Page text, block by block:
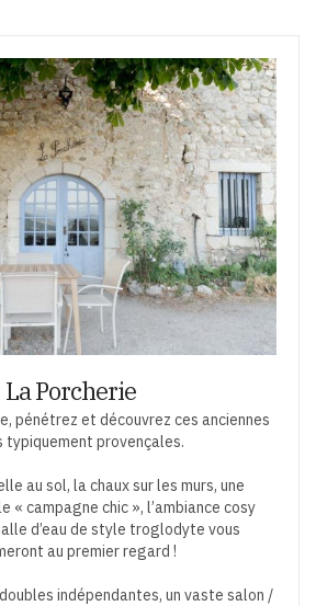
La Porcherie
pénétrez et découvrez ces anciennes
typiquement provençales.
au sol, la chaux sur les murs, une
« campagne chic », l’ambiance cosy
d’eau de style troglodyte vous
au premier regard !
indépendantes, un vaste salon /